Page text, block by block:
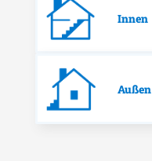
Innen
Außen